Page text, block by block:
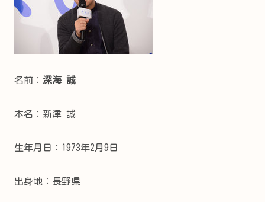
名前： 深海 誠
本名：新津 誠
生年月日：1973年2月9日
出身地：長野県